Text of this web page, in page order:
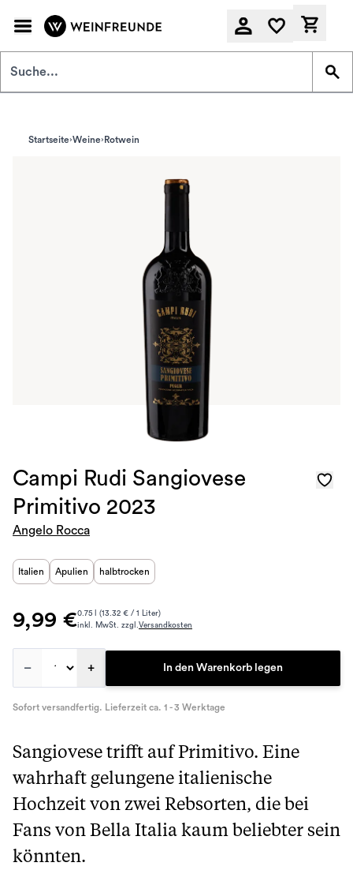
Startseite Weine Rotwein
Campi Rudi Sangiovese
Primitivo 2023
Angelo Rocca
Italien Apulien halbtrocken
9,99 €0.75 l (13.32 € / 1 Liter)
inkl. MwSt. zzgl.Versandkosten
– + In den Warenkorb legen
Sofort versandfertig. Lieferzeit ca. 1 - 3 Werktage
Sangiovese trifft auf Primitivo. Eine
wahrhaft gelungene italienische
Hochzeit von zwei Rebsorten, die bei
Fans von Bella Italia kaum beliebter sein
könnten.